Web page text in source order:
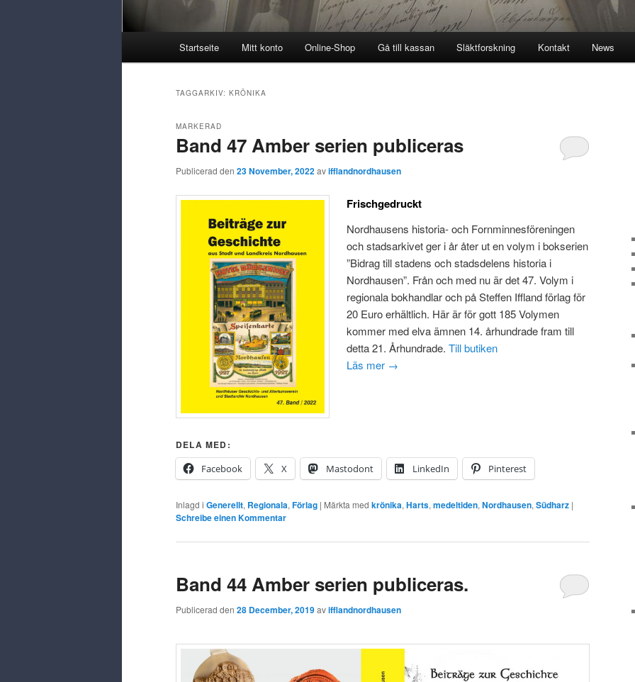
Startseite Mitt konto Online-Shop Gå till kassan Släktforskning Kontakt News
TAGGARKIV: KRÖNIKA
Band 47 Amber serien publiceras
MARKERAD
Publicerad den 23 November, 2022avifflandnordhausen
Frischgedruckt
Nordhausens historia- och Fornminnesföreningen
och stadsarkivet ger i år åter ut en volym i bokserien
”Bidrag till stadens och stadsdelens historia i
Nordhausen”. Från och med nu är det 47. Volym i
regionala bokhandlar och på Steffen Iffland förlag för
20 Euro erhältlich. Här är för gott 185 Volymen
kommer med elva ämnen 14. århundrade fram till
detta 21. Århundrade.Till butiken
Läs mer →
DELA MED:
Facebook
X Mastodont LinkedIn Pinterest
Inlagd i Generellt, Regionala, Förlag | Märkta med krönika, Harts, medeltiden, Nordhausen, Südharz |
Schreibe einen Kommentar
Band 44 Amber serien publiceras.
Publicerad den 28 December, 2019avifflandnordhausen